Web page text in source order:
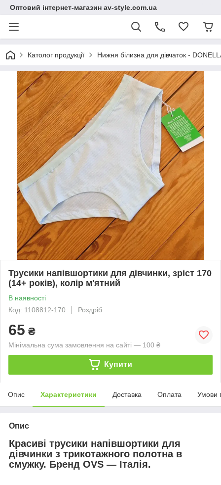
Оптовий інтернет-магазин av-style.com.ua
Католог продукції Нижня білизна для дівчаток -
Трусики напівшортики для дівчинки, зріст 170
(14+ років), колір м'ятний
В наявності
Код: 1108812-170
Роздріб
65 ₴
Мінімальна сума замовлення на сайті — 100 ₴
Купити
Опис Характеристики Доставка Оплата Умови
Опис
Красиві трусики напівшортики для
дівчинки з трикотажного полотна в
смужку. Бренд OVS — Італія.